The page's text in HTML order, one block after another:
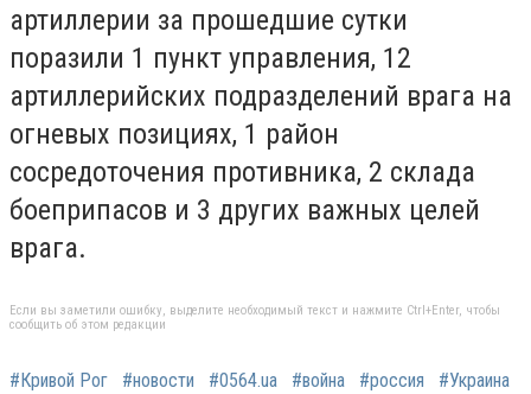
артиллерии за прошедшие сутки
поразили 1 пункт управления, 12
артиллерийских подразделений врага на
огневых позициях, 1 район
сосредоточения противника, 2 склада
боеприпасов и 3 других важных целей
врага.
Если вы заметили ошибку, выделите необходимый текст и нажмите Ctrl+Enter, чтобы
сообщить об этом редакции
#Кривой Рог #новости #0564.ua #война #россия #Украина